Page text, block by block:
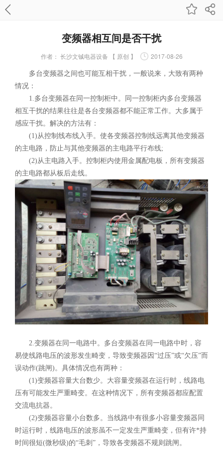
变频器相互间是否干扰
作者： 长沙文铖电器设备 【 原创 】 2017-08-26
多台变频器之间也可能互相干扰，一般说来，大致有两种
情况：
1.多台变频器在同一控制柜中。同一控制柜内多台变频器
相互干扰的结果往往是各台变频器都不能正常工作。大多属于
感应干扰。解决的方法有：
(1)从控制线布线入手。使各变频器控制线远离其他变频器
的主电路，防止与其他变频器的主电路平行布线;
(2)从主电路入手。控制柜内使用金属配电板，所有变频器
的主电路都从板后走线。
2.变频器在同一电路中。多台变频器在同一电路中时，容
易使线路电压的波形发生畸变，导致变频器因“过压”或“欠压”而
误动作(跳闸)。具体情况也有两种：
(1)变频器容量大台数少。大容量变频器在运行时，线路电
压有可能发生严重畸变。在这种情况下，所有变频器都应配置
交流电抗器。
(2)变频器容量小台数多。当线路中有很多小容量变频器同
时运行时，线路电压的波形虽不一定发生严重畸变，但有许*持
时间很短(微秒级)的“毛刺”，导致各变频器不规则跳闸。